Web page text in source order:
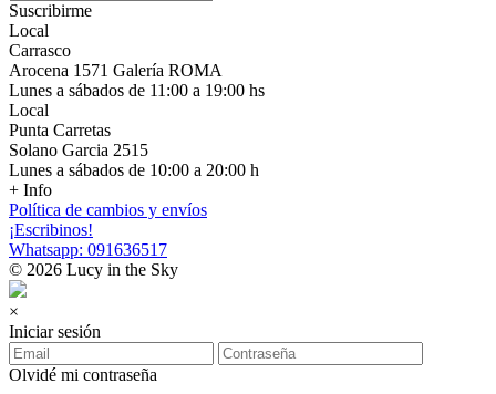
Suscribirme
Local
Carrasco
Arocena 1571 Galería ROMA
Lunes a sábados de 11:00 a 19:00 hs
Local
Punta Carretas
Solano Garcia 2515
Lunes a sábados de 10:00 a 20:00 h
+ Info
Política de cambios y envíos
¡Escribinos!
Whatsapp: 091636517
© 2026 Lucy in the Sky
×
Iniciar sesión
Olvidé mi contraseña